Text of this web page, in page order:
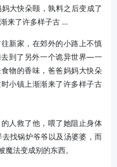
大快朵颐，孰料之后变成了
来了许多样子古 ...
新家，在郊外的小路上不慎
到了另外一个诡异世界—一
物的香味，爸爸妈妈大快朵
小镇上渐渐来了许多样子古
人救了他，喂了她阻止身体
找锅炉爷爷以及汤婆婆，而
魔法变成别的东西。